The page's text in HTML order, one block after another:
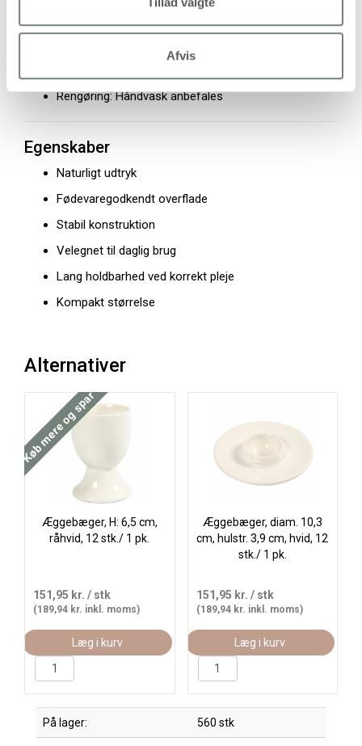
Afvis
Rengøring: Håndvask anbefales
Egenskaber
Naturligt udtryk
Fødevaregodkendt overflade
Stabil konstruktion
Velegnet til daglig brug
Lang holdbarhed ved korrekt pleje
Kompakt størrelse
Alternativer
Køb mere og spar
Æggebæger, H: 6,5 cm,
råhvid, 12 stk./ 1 pk.
151,95 kr. / stk
(189,94 kr. inkl. moms)
Læg i kurv
Æggebæger, diam. 10,3
cm, hulstr. 3,9 cm, hvid, 12
stk./ 1 pk.
151,95 kr. / stk
(189,94 kr. inkl. moms)
Læg i kurv
På lager: 560 stk